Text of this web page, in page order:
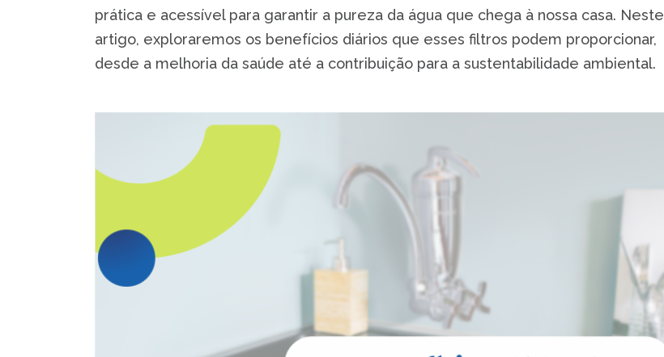
prática e acessível para garantir a pureza da água que chega à nossa casa. Neste
artigo, exploraremos os benefícios diários que esses filtros podem proporcionar,
desde a melhoria da saúde até a contribuição para a sustentabilidade ambiental.